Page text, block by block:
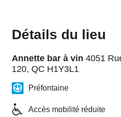
Détails du lieu
Annette bar à vin 4051
120, QC H1Y3L1
Préfontaine
Accès mobilité réduite